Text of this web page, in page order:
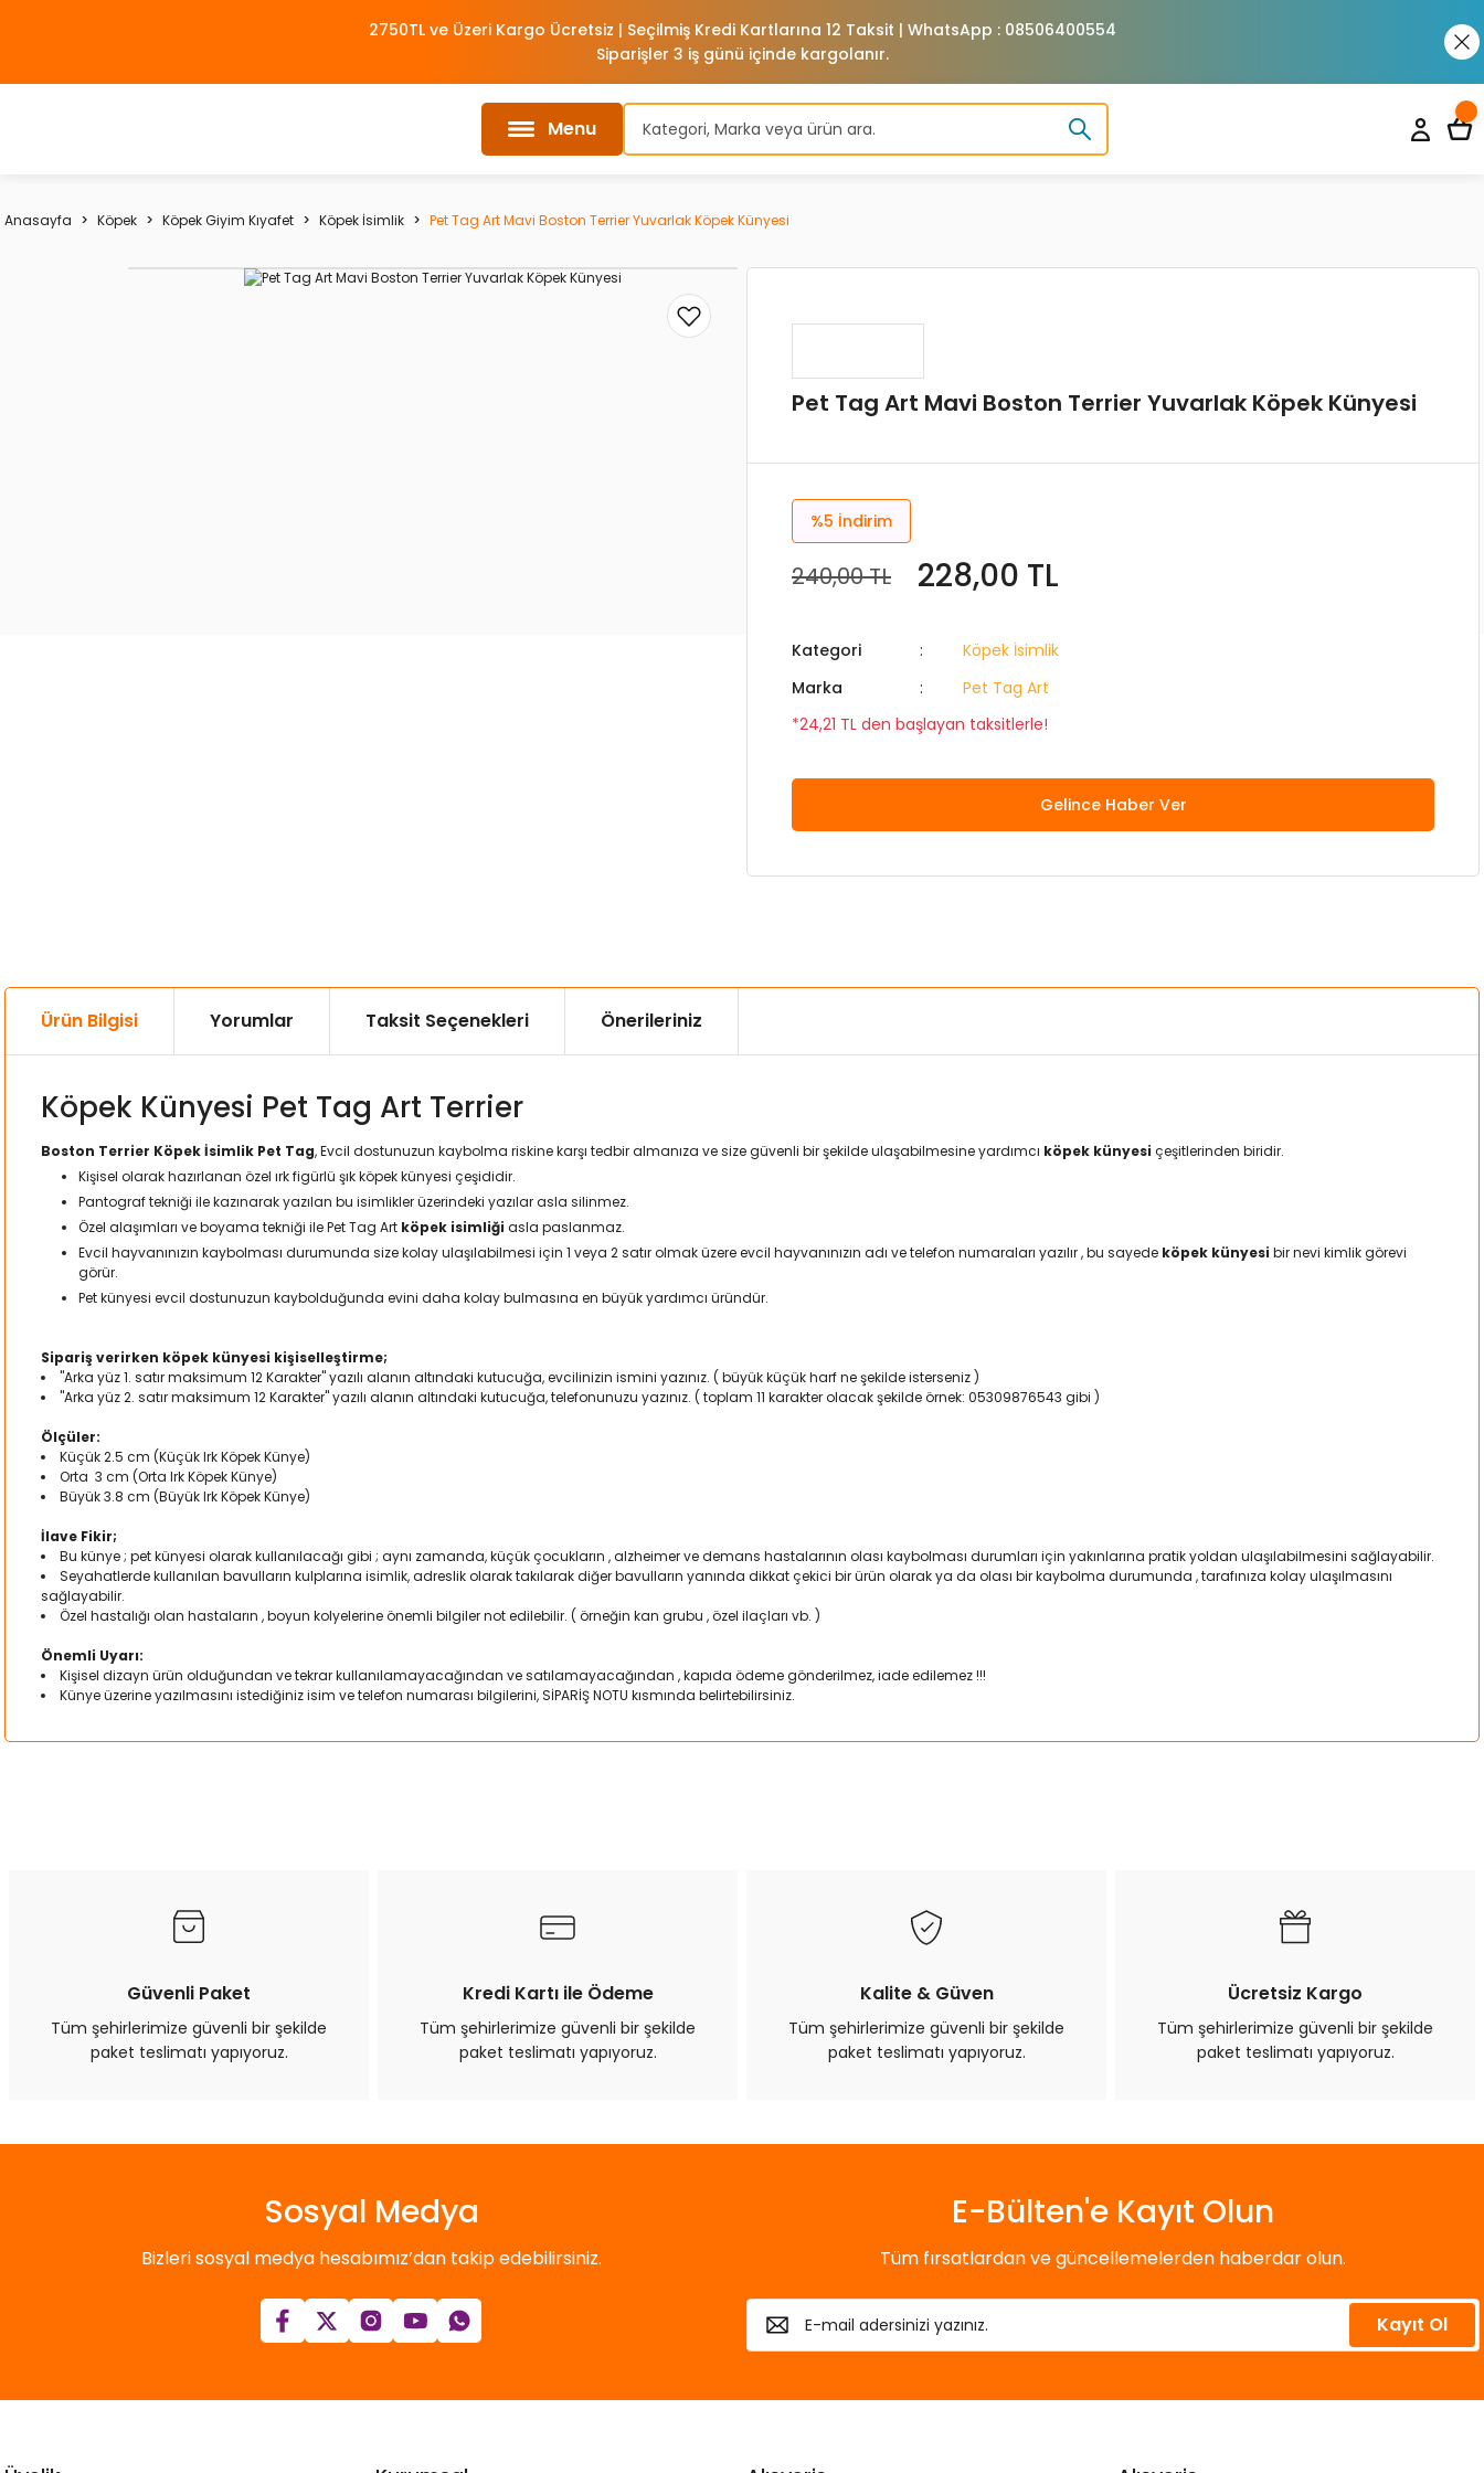
2750TL ve Üzeri Kargo Ücretsiz | Seçilmiş Kredi Kartlarına 12 Taksit | WhatsApp : 08506400554
Siparişler 3 iş günü içinde kargolanır.
Menu
Anasayfa Köpek Köpek Giyim Kıyafet Köpek İsimlik Pet Tag Art Mavi Boston Terrier Yuvarlak Köpek Künyesi
Pet Tag Art Mavi Boston Terrier Yuvarlak Köpek Künyesi
%5 İndirim
240,00 TL 228,00 TL
Kategori
Köpek İsimlik
Marka
Pet Tag Art
*24,21 TL den başlayan taksitlerle!
Gelince Haber Ver
Ürün Bilgisi Yorumlar Taksit Seçenekleri Önerileriniz
Köpek Künyesi Pet Tag Art Terrier
Boston Terrier Köpek İsimlik Pet Tag, Evcil dostunuzun kaybolma riskine karşı tedbir almanıza ve size güvenli bir şekilde ulaşabilmesine yardımcı köpek künyesi çeşitlerinden biridir.
Kişisel olarak hazırlanan özel ırk figürlü şık köpek künyesi çeşididir.
Pantograf tekniği ile kazınarak yazılan bu isimlikler üzerindeki yazılar asla silinmez.
Özel alaşımları ve boyama tekniği ile Pet Tag Art köpek isimliği asla paslanmaz.
Evcil hayvanınızın kaybolması durumunda size kolay ulaşılabilmesi için 1 veya 2 satır olmak üzere evcil hayvanınızın adı ve telefon numaraları yazılır , bu sayede köpek künyesi bir nevi kimlik görevi
görür.
Pet künyesi evcil dostunuzun kaybolduğunda evini daha kolay bulmasına en büyük yardımcı üründür.
Sipariş verirken köpek künyesi kişiselleştirme;
"Arka yüz 1. satır maksimum 12 Karakter" yazılı alanın altındaki kutucuğa, evcilinizin ismini yazınız. ( büyük küçük harf ne şekilde isterseniz )
"Arka yüz 2. satır maksimum 12 Karakter" yazılı alanın altındaki kutucuğa, telefonunuzu yazınız. ( toplam 11 karakter olacak şekilde örnek: 05309876543 gibi )
Ölçüler:
Küçük 2.5 cm (Küçük Irk Köpek Künye)
Orta 3 cm (Orta Irk Köpek Künye)
Büyük 3.8 cm (Büyük Irk Köpek Künye)
İlave Fikir;
Bu künye ; pet künyesi olarak kullanılacağı gibi ; aynı zamanda, küçük çocukların , alzheimer ve demans hastalarının olası kaybolması durumları için yakınlarına pratik yoldan ulaşılabilmesini sağlayabilir.
Seyahatlerde kullanılan bavulların kulplarına isimlik, adreslik olarak takılarak diğer bavulların yanında dikkat çekici bir ürün olarak ya da olası bir kaybolma durumunda , tarafınıza kolay ulaşılmasını
sağlayabilir.
Özel hastalığı olan hastaların , boyun kolyelerine önemli bilgiler not edilebilir. ( örneğin kan grubu , özel ilaçları vb. )
Önemli Uyarı:
Kişisel dizayn ürün olduğundan ve tekrar kullanılamayacağından ve satılamayacağından , kapıda ödeme gönderilmez, iade edilemez !!!
Künye üzerine yazılmasını istediğiniz isim ve telefon numarası bilgilerini, SİPARİŞ NOTU kısmında belirtebilirsiniz.
Ürün bilgilerinde hatalar bulunuyor.
Bu ürüne benzer farklı alternatifler olmalı.
Güvenli Paket
Tüm şehirlerimize güvenli bir şekilde
paket teslimatı yapıyoruz.
Kredi Kartı ile Ödeme
Tüm şehirlerimize güvenli bir şekilde
paket teslimatı yapıyoruz.
Kalite & Güven
Tüm şehirlerimize güvenli bir şekilde
paket teslimatı yapıyoruz.
Ücretsiz Kargo
Tüm şehirlerimize güvenli bir şekilde
paket teslimatı yapıyoruz.
Sosyal Medya
Bizleri sosyal medya hesabımız’dan takip edebilirsiniz.
E-Bülten'e Kayıt Olun
Tüm fırsatlardan ve güncellemelerden haberdar olun.
Kayıt Ol